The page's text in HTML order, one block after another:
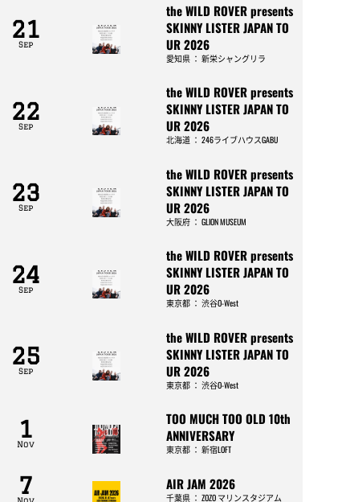
21
Sep
the WILD ROVER presents
SKINNY LISTER JAPAN TO
UR 2026
愛知県： 新栄シャングリラ
22
Sep
the WILD ROVER presents
SKINNY LISTER JAPAN TO
UR 2026
北海道： 246ライブハウスGABU
23
Sep
the WILD ROVER presents
SKINNY LISTER JAPAN TO
UR 2026
大阪府： GLION MUSEUM
24
Sep
the WILD ROVER presents
SKINNY LISTER JAPAN TO
UR 2026
東京都： 渋谷O-West
25
Sep
the WILD ROVER presents
SKINNY LISTER JAPAN TO
UR 2026
東京都： 渋谷O-West
1
Nov
TOO MUCH TOO OLD 10th
ANNIVERSARY
東京都： 新宿LOFT
7 AIR JAM 2026
千葉県： ZOZO マリンスタジアム